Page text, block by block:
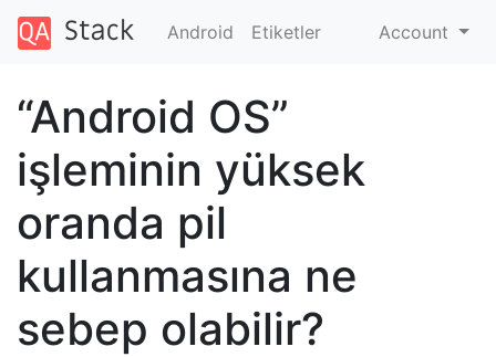
Android Etiketler Account
“Android OS”
işleminin yüksek
oranda pil
kullanmasına ne
sebep olabilir?